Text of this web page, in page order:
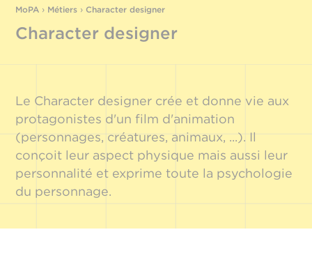
MoPA › Métiers ›Character designer
Character designer
Le Character designer crée et donne vie aux
protagonistes d'un film d'animation
(personnages, créatures, animaux, ...). Il
conçoit leur aspect physique mais aussi leur
personnalité et exprime toute la psychologie
du personnage.